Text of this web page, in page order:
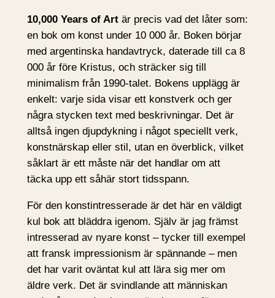
10,000 Years of Artär precis vad det låter som:
en bok om konst under 10 000 år. Boken börjar
med argentinska handavtryck, daterade till ca 8
000 år före Kristus, och sträcker sig till
minimalism från 1990-talet. Bokens upplägg är
enkelt: varje sida visar ett konstverk och ger
några stycken text med beskrivningar. Det är
alltså ingen djupdykning i något speciellt verk,
konstnärskap eller stil, utan en överblick, vilket
såklart är ett måste när det handlar om att
täcka upp ett såhär stort tidsspann.
För den konstintresserade är det här en väldigt
kul bok att bläddra igenom. Själv är jag främst
intresserad av nyare konst – tycker till exempel
att fransk impressionism är spännande – men
det har varit oväntat kul att lära sig mer om
äldre verk. Det är svindlande att människan